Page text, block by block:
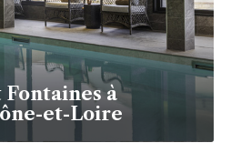
Fontaines à
et-Loire